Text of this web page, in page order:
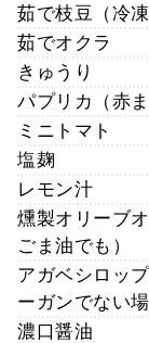
茹で枝豆（冷凍
茹でオクラ
きゅうり
パプリカ（赤ま
ミニトマト
塩麹
レモン汁
燻製オリーブ
ごま油でも）
アガベシロッ
ーガンでない
濃口醤油